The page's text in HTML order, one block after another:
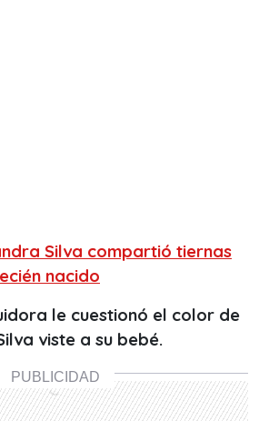
Silva compartió tiernas
nacido
le cuestionó el color de
viste a su bebé.